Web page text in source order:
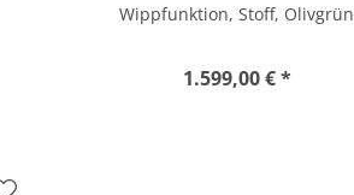
Wippfunktion, Stoff, Olivgrün
1.599,00 € *